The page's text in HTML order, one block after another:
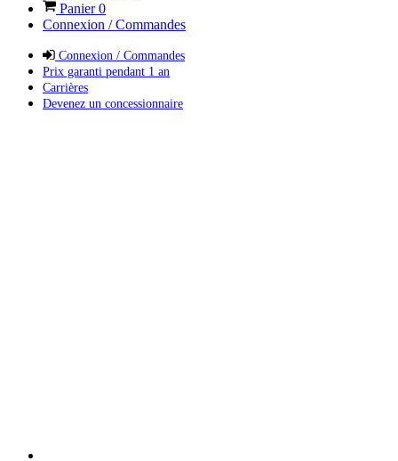
Panier0
Connexion / Commandes
Connexion / Commandes
Prix garanti pendant 1 an
Carrières
Devenez un concessionnaire